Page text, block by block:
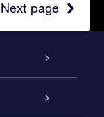
Next page